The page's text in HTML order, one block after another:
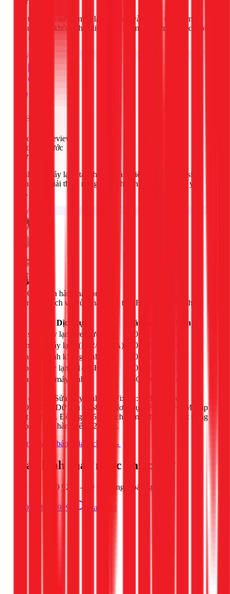
Tôi từng gặp sự cố máy lạnh không vào điện, thợ kiểm tra kỹ
và sửa gọn, không thay linh kiện không cần thiết nên chi phí
nhẹ nhàng.
Máy lạnh
Hi Ho
Google Review
6 tháng trước
Mình sửa máy lạnh tại nhà, thợ làm việc cẩn thận, vệ sinh
sạch sẽ và giải thích rõ nguyên nhân nên cảm thấy rất yên
tâm.
Máy lạnh
+300K
khách hàng hài lòng
Bảng giá dịch vụ
Sửa máy lạnh
tại 1Fix.vn — Cập nhật
Dịch vụ
Giá từ (VND)
Đơn vị
Vệ sinh máy lạnh treo tường
150.000đ
Bơm gas máy lạnh (R32/R410A)
300.000đ
Sửa máy lạnh không lạnh
200.000đ
Lắp đặt máy lạnh (1-1.5HP)
500.000đ
Thay block máy lạnh
1.500.000đ /
Giá dịch vụ Sửa máy lạnh tại 1Fix.vn: từ 150.000đ
2.500.000đ
. Dữ liệu từ 68
hóa đơn thực tế tại TPHCM (cập
nhật
1/2026
). Đội ngũ 65+ thợ chuyên nghiệp, có mặt trong
30 phút, bảo hành đến 12 tháng.
Xem đầy đủ bảng giá dịch vụ →
Máy lạnh chảy nước khó chịu?
Gọi 028 3890 9294 - Vệ sinh ống thoát ngay
028 3890 9294 Chat Zalo